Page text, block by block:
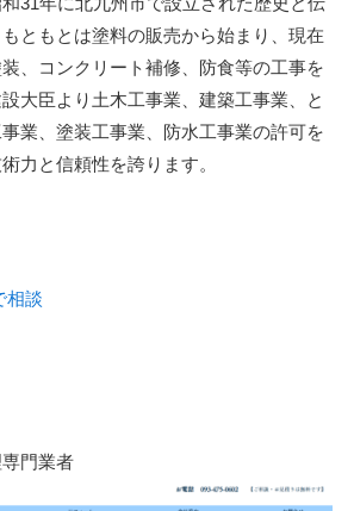
ともとは塗料の販売から始まり、現在
、コンクリート補修、防食等の工事を
大臣より土木工事業、建築工事業、と
業、塗装工事業、防水工事業の許可を
力と信頼性を誇ります。
相談
門業者